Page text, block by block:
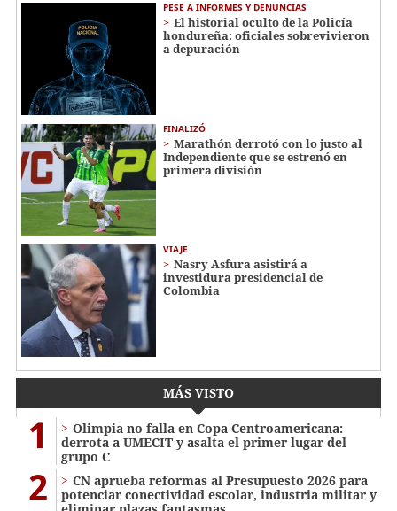
PESE A INFORMES Y DENUNCIAS
El historial oculto de la Policía
hondureña: oficiales sobrevivieron
a depuración
FINALIZÓ
Marathón derrotó con lo justo al
Independiente que se estrenó en
primera división
VIAJE
Nasry Asfura asistirá a
investidura presidencial de
Colombia
MÁS VISTO
1
Olimpia no falla en Copa Centroamericana:
derrota a UMECIT y asalta el primer lugar del
grupo C
2
CN aprueba reformas al Presupuesto 2026 para
potenciar conectividad escolar, industria militar y